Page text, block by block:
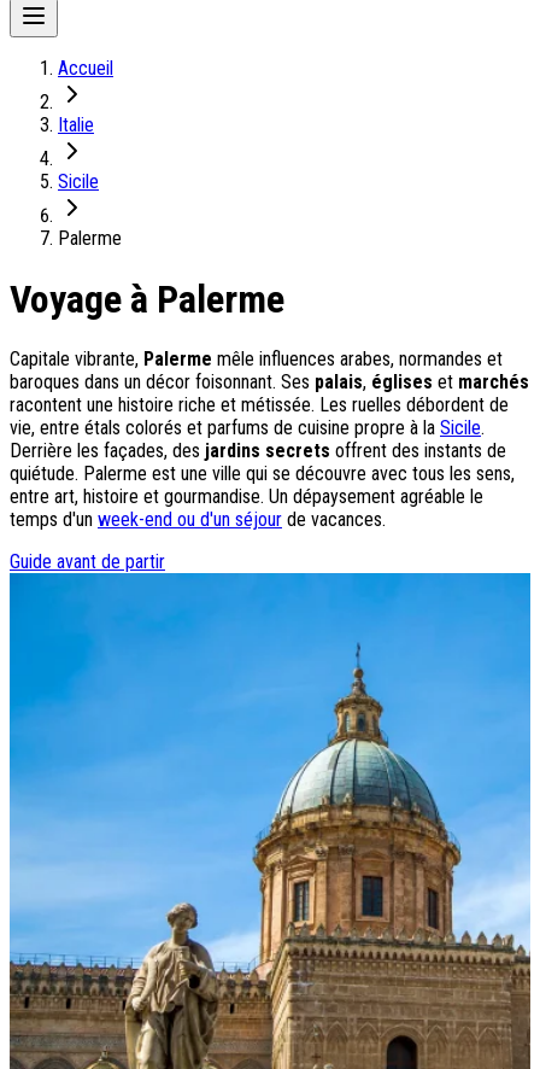
Nos coups de coeur
On adore
Un circuit au charme slovène
Voyage en petit groupe au Parthénope
Nos voyages
Destinations
Croatie
Espagne
Grèce
Portugal
Types de voyage
Séjours avec excursions
Week-ends & courts séjours
Découvrir Donatello
Qui sommes-nous ?
Notre histoire
Pourquoi voyager avec nous ?
Tourisme responsable
Nos brochures
Accueil
Italie
Sicile
Palerme
Voyage à Palerme
Capitale vibrante, Palerme mêle influences arabes, normandes et
baroques dans un décor foisonnant. Ses palais, églises et marchés
racontent une histoire riche et métissée. Les ruelles débordent de
vie, entre étals colorés et parfums de cuisine propre à la Sicile.
Derrière les façades, des jardins secrets offrent des instants de
quiétude. Palerme est une ville qui se découvre avec tous les sens,
entre art, histoire et gourmandise. Un dépaysement agréable le
temps d'un week-end ou d'un séjour de vacances.
Guide avant de partir